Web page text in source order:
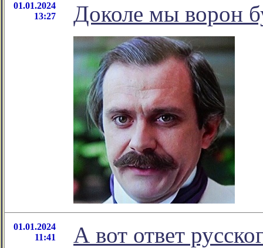
01.01.2024
13:27
Доколе мы ворон
01.01.2024
11:41
А вот ответ